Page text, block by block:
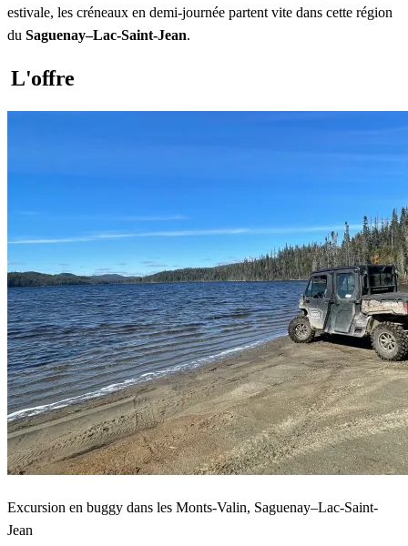
estivale, les créneaux en demi-journée partent vite dans cette région
du Saguenay–Lac-Saint-Jean.
L'offre
Excursion en buggy dans les Monts-Valin, Saguenay–Lac-Saint-
Jean